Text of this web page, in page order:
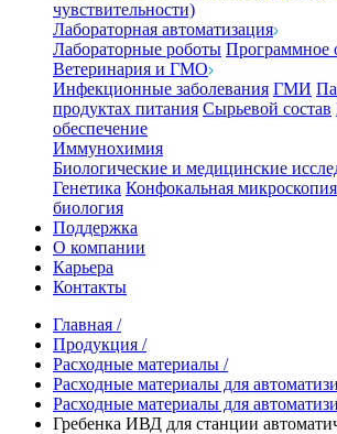
чувствительности)
Лабораторная автоматизация
Лабораторные роботы Программное
Ветеринария и ГМО
Инфекционные заболевания ГМИ
продуктах питания Сырьевой состав
обеспечение
Иммунохимия
Биологические и медицинские
Генетика Конфокальная микроскопия
биология
Поддержка
О компании
Карьера
Контакты
Главная /
Продукция /
Расходные материалы /
Расходные материалы для
Расходные материалы для
Гребенка ИВД для станции